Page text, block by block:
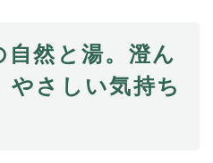
然と湯。澄ん
やさしい気持ち